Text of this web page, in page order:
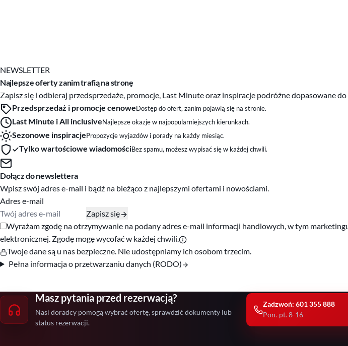
NEWSLETTER
Najlepsze oferty zanim trafią na stronę
Zapisz się i odbieraj przedsprzedaże, promocje, Last Minute oraz inspiracje podróżne dopasowane do
Przedsprzedaż i promocje cenoweDostęp do ofert, zanim pojawią się na stronie.
Last Minute i All inclusiveNajlepsze okazje w najpopularniejszych kierunkach.
Sezonowe inspiracjePropozycje wyjazdów i porady na każdy miesiąc.
Tylko wartościowe wiadomościBez spamu, możesz wypisać się w każdej chwili.
Dołącz do newslettera
Wpisz swój adres e-mail i bądź na bieżąco z najlepszymi ofertami i nowościami.
Adres e-mail
Zapisz się
Zgody marketingowe
Wyrażam zgodę na otrzymywanie na podany adres e-mail informacji handlowych, w tym
elektronicznej. Zgodę mogę wycofać w każdej chwili.
Twoje dane są u nas bezpieczne. Nie udostępniamy ich osobom trzecim.
Pełna informacja o przetwarzaniu danych (RODO)
Masz pytania przed rezerwacją?
Nasi doradcy pomogą wybrać ofertę, sprawdzić dokumenty lub
status rezerwacji.
Zadzwoń: 601 355 888
Pon.-pt. 8-16